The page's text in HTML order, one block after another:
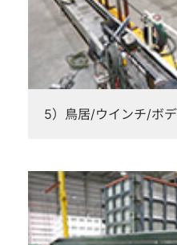
5）鳥居/ウインチ/ボデ